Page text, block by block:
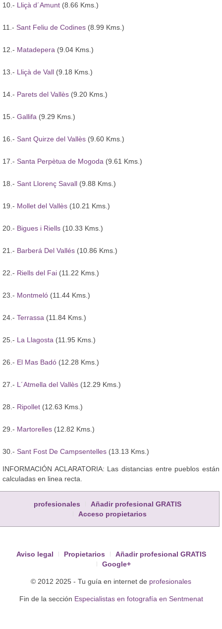
10.- Lliçà d´Amunt (8.66 Kms.)
11.- Sant Feliu de Codines (8.99 Kms.)
12.- Matadepera (9.04 Kms.)
13.- Lliçà de Vall (9.18 Kms.)
14.- Parets del Vallès (9.20 Kms.)
15.- Gallifa (9.29 Kms.)
16.- Sant Quirze del Vallès (9.60 Kms.)
17.- Santa Perpètua de Mogoda (9.61 Kms.)
18.- Sant Llorenç Savall (9.88 Kms.)
19.- Mollet del Vallès (10.21 Kms.)
20.- Bigues i Riells (10.33 Kms.)
21.- Barberá Del Vallés (10.86 Kms.)
22.- Riells del Fai (11.22 Kms.)
23.- Montmeló (11.44 Kms.)
24.- Terrassa (11.84 Kms.)
25.- La Llagosta (11.95 Kms.)
26.- El Mas Badó (12.28 Kms.)
27.- L´Atmella del Vallès (12.29 Kms.)
28.- Ripollet (12.63 Kms.)
29.- Martorelles (12.82 Kms.)
30.- Sant Fost De Campsentelles (13.13 Kms.)
INFORMACIÓN ACLARATORIA: Las distancias entre pueblos están
calculadas en linea recta.
profesionales
Añadir profesional GRATIS
Acceso propietarios
Aviso legal Propietarios
Añadir profesional GRATIS
Google+
© 2012 2025 - Tu guía en internet de profesionales
Fin de la sección Especialistas en fotografía en Sentmenat